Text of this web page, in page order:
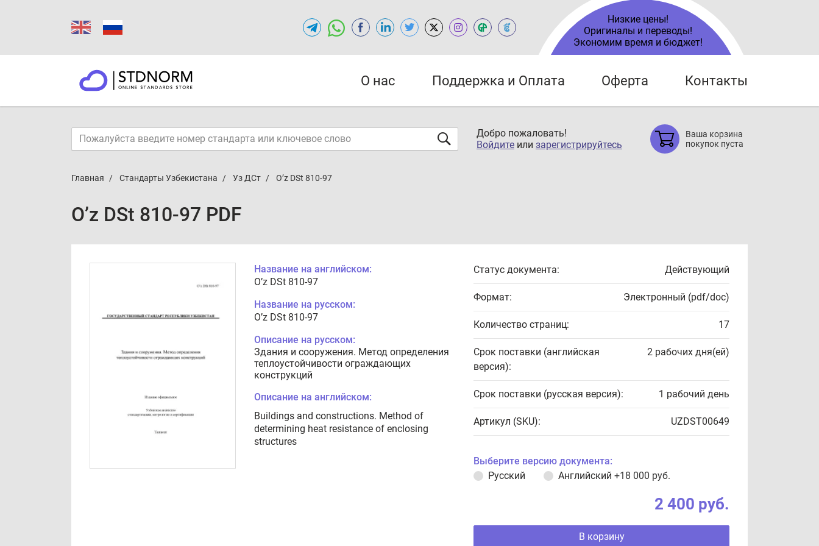
Низкие цены!
Оригиналы и переводы!
Экономим время и бюджет!
О нас Поддержка и Оплата Оферта Контакты
Добро пожаловать!
Войдите или зарегистрируйтесь
Ваша корзина
покупок пуста
Главная Стандарты Узбекистана Уз ДСт O’z DSt 810-97
O’z DSt 810-97 PDF
Название на английском:
O’z DSt 810-97
Название на русском:
O’z DSt 810-97
Описание на русском:
Здания и сооружения. Метод определения
теплоустойчивости ограждающих
конструкций
Описание на английском:
Buildings and constructions. Method of
determining heat resistance of enclosing
structures
Статус документа: Действующий
Формат: Электронный (pdf/doc)
Количество страниц: 17
Срок поставки (английская
версия):
2 рабочих дня(ей)
Срок поставки (русская версия): 1 рабочий день
Артикул (SKU): UZDST00649
Выберите версию документа:
Русский
Английский +18 000 руб.
2 400 руб.
В корзину